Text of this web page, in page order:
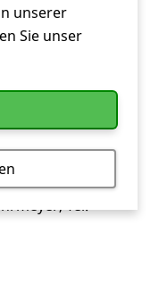
5096405
0234/32 23969
Tel.
unserer
Sie unser